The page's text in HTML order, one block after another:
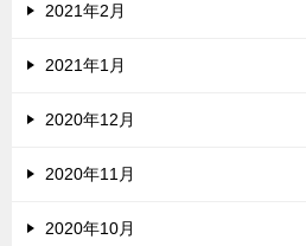
2021年2月
2021年1月
2020年12月
2020年11月
2020年10月